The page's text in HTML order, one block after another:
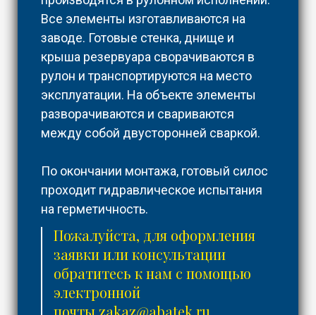
Все элементы изготавливаются на
заводе. Готовые стенка, днище и
крыша резервуара сворачиваются в
рулон и транспортируются на место
эксплуатации. На объекте элементы
разворачиваются и свариваются
между собой двусторонней сваркой.
По окончании монтажа, готовый силос
проходит гидравлическое испытания
на герметичность.
Пожалуйста, для оформления
заявки или консультации
обратитесь к нам с помощью
электронной